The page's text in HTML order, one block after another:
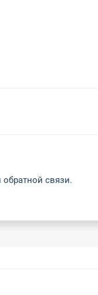
обратной связи.